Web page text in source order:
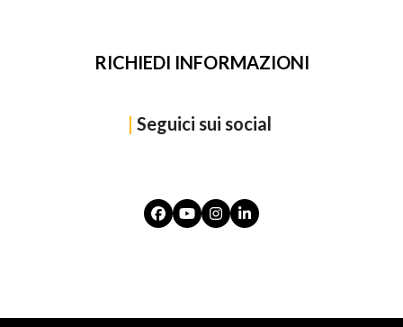
RICHIEDI INFORMAZIONI
| Seguici sui social
Facebook
YouTubeInstagram
LinkedIn